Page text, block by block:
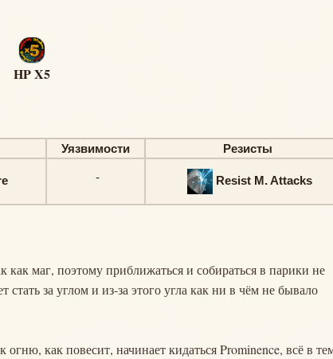
HP X5
Уязвимости Резисты
- Resist M. Attacks
маг, поэтому приближаться и собираться в парики не
за углом и из-за этого угла как ни в чём не бывало
как повесит, начинает кидаться Prominence, всё в